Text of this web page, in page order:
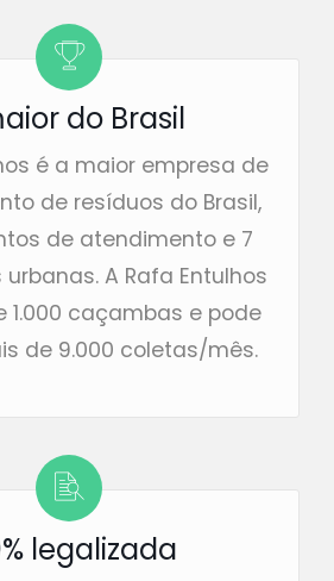
do Brasil
é a maior empresa de
de resíduos do Brasil,
de atendimento e 7
A Rafa Entulhos
1.000 caçambas e pode
de 9.000 coletas/mês.
legalizada